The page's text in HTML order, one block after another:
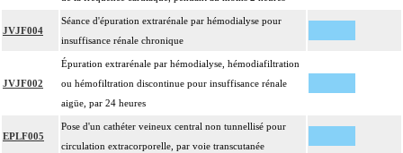
JVJF004
Séance d'épuration extrarénale par hémodialyse pour
insuffisance rénale chronique
JVJF002
Épuration extrarénale par hémodialyse, hémodiafiltration
ou hémofiltration discontinue pour insuffisance rénale
aigüe, par 24 heures
EPLF005
Pose d'un cathéter veineux central non tunnellisé pour
circulation extracorporelle, par voie transcutanée